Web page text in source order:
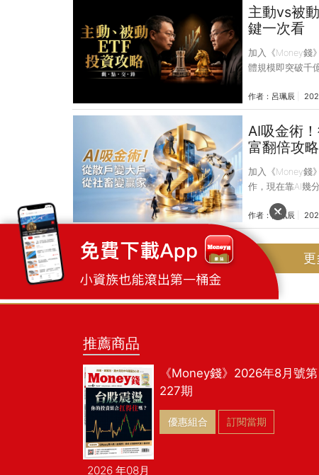
去年4月，美國
帶動下，股市快
車，績效表現不
主動vs被
鍵一次看
加入《Money錢
體規模即突破千
企劃〉從數據出
協助投資人釐清
灣大學歷史學博
資理財部落格」
濟
作者： 呂珮辰
AI吸金術
富翻倍攻略
加入《Money錢
作，現在靠AI幾
還保得住嗎？其
帶你盤點AI 3大
決職場上各種麻
升級！ 半年前
筋。她一邊查詢
花了3天和法務
作者：呂珮辰
推薦商品
2026 年08月
《Money錢》2026年8月號第
227期
優惠組合 訂閱當期